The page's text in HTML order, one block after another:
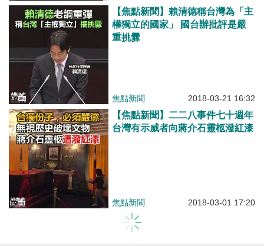
【焦點新聞】賴清德稱台灣為「主
權獨立的國家」 國台辦批評是嚴
重挑釁
焦點新聞 2018-03-21 16:32
【焦點新聞】二二八事件七十週年
台灣有示威者向蔣介石靈柩潑紅漆
焦點新聞 2018-03-01 17:20